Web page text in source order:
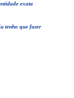
exata
tenho que fazer